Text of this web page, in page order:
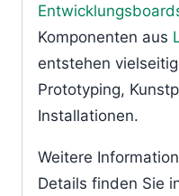
Komponenten aus
entstehen
Prototyping,
Installationen.
Weitere
Details finden Sie